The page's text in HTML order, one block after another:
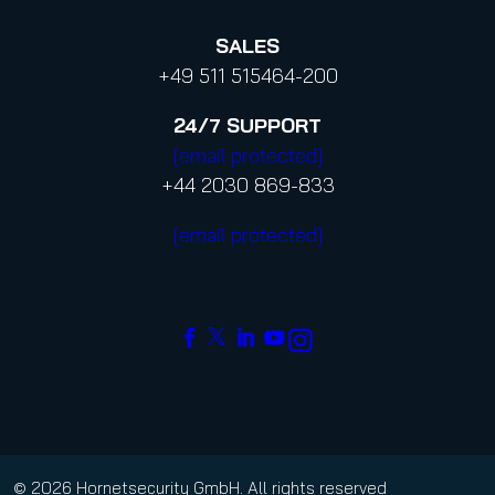
SALES
+49 511 515464-200
24/7 SUPPORT
[email protected]
+44 2030 869-833
[email protected]
© 2026 Hornetsecurity GmbH. All rights reserved